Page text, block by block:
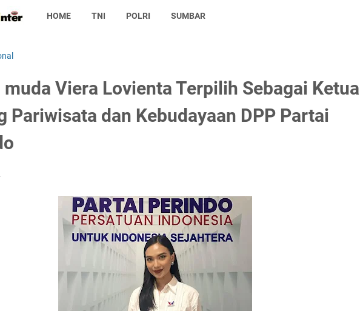
HOME TNI POLRI SUMBAR
muda Viera Lovienta Terpilih Sebagai Ketua
Pariwisata dan Kebudayaan DPP Partai